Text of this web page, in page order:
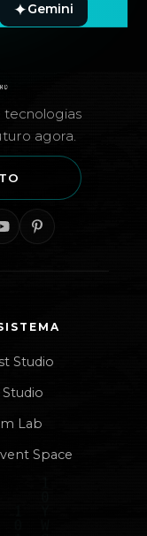
Gemini
tecnologias
agora.
Studio
Lab
Space